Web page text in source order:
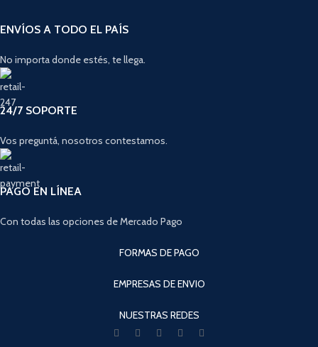
ENVÍOS A TODO EL PAÍS
No importa donde estés, te llega.
24/7 SOPORTE
Vos preguntá, nosotros contestamos.
PAGO EN LÍNEA
Con todas las opciones de Mercado Pago
FORMAS DE PAGO
EMPRESAS DE ENVIO
NUESTRAS REDES